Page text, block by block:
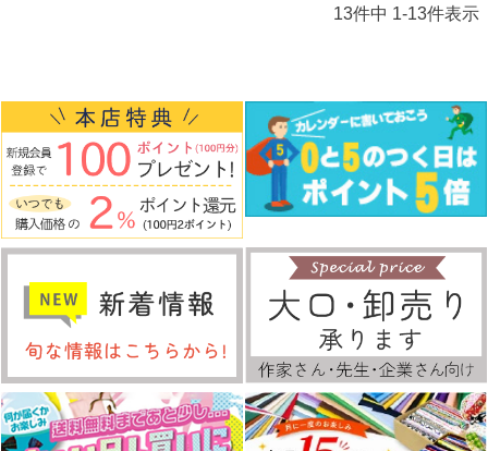
13件中 1-13件表示